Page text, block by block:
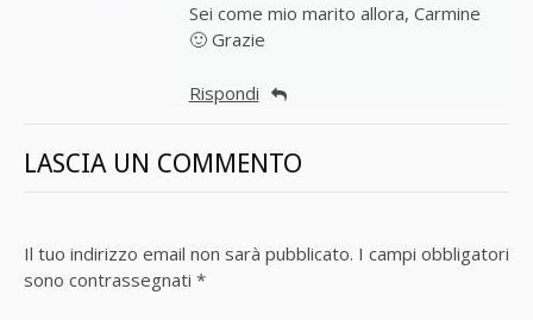
Sei come mio marito allora, Carmine
🙂 Grazie
Rispondi
LASCIA UN COMMENTO
Il tuo indirizzo email non sarà pubblicato. I campi obbligatori
sono contrassegnati *